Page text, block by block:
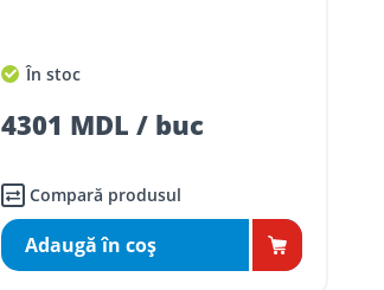
În stoc
4301 MDL / buc
Compară produsul
Adaugă în coş